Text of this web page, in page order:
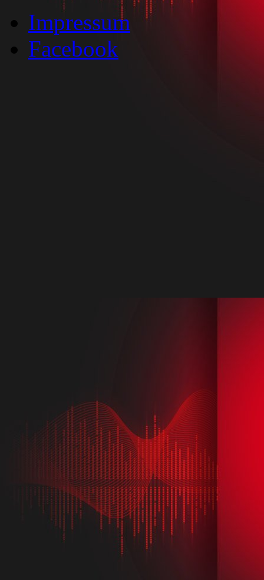
Impressum
Facebook